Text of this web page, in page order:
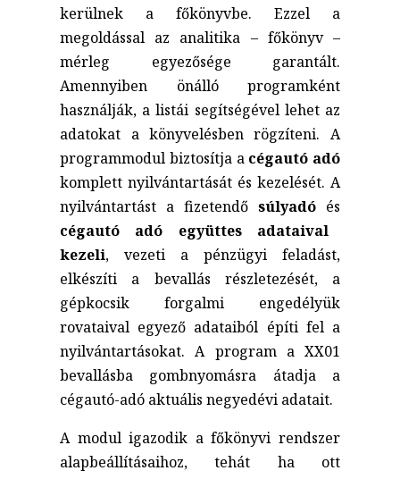
kerülnek a főkönyvbe. Ezzel a
megoldással az analitika – főkönyv –
mérleg egyezősége garantált.
Amennyiben önálló programként
használják, a listái segítségével lehet az
adatokat a könyvelésben rögzíteni. A
programmodul biztosítja a cégautó adó
komplett nyilvántartását és kezelését. A
nyilvántartást a fizetendő súlyadóés
cégautó adó együttes adataival
kezeli, vezeti a pénzügyi feladást,
elkészíti a bevallás részletezését, a
gépkocsik forgalmi engedélyük
rovataival egyező adataiból építi fel a
nyilvántartásokat. A program a XX01
bevallásba gombnyomásra átadja a
cégautó-adó aktuális negyedévi adatait.
A modul igazodik a főkönyvi rendszer
alapbeállításaihoz, tehát ha ott